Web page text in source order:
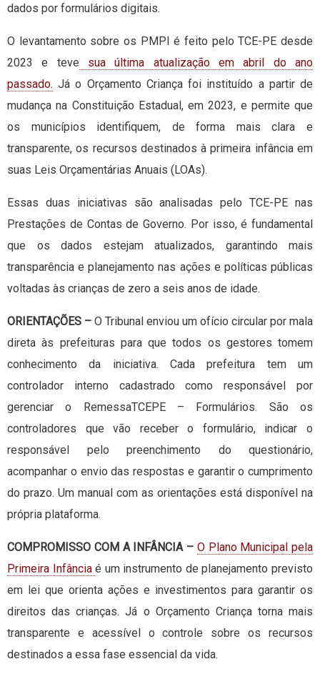
dados por formulários digitais.
O levantamento sobre os PMPI é feito pelo TCE-PE desde
2023 e teve sua última atualização em abril do ano
passado. Já o Orçamento Criança foi instituído a partir de
mudança na Constituição Estadual, em 2023, e permite que
os municípios identifiquem, de forma mais clara e
transparente, os recursos destinados à primeira infância em
suas Leis Orçamentárias Anuais (LOAs).
Essas duas iniciativas são analisadas pelo TCE-PE nas
Prestações de Contas de Governo. Por isso, é fundamental
que os dados estejam atualizados, garantindo mais
transparência e planejamento nas ações e políticas públicas
voltadas às crianças de zero a seis anos de idade.
ORIENTAÇÕES – O Tribunal enviou um ofício circular por mala
direta às prefeituras para que todos os gestores tomem
conhecimento da iniciativa. Cada prefeitura tem um
controlador interno cadastrado como responsável por
gerenciar o RemessaTCEPE – Formulários. São os
controladores que vão receber o formulário, indicar o
responsável pelo preenchimento do questionário,
acompanhar o envio das respostas e garantir o cumprimento
do prazo. Um manual com as orientações está disponível na
própria plataforma.
COMPROMISSO COM A INFÂNCIA – O Plano Municipal pela
Primeira Infânciaé um instrumento de planejamento previsto
em lei que orienta ações e investimentos para garantir os
direitos das crianças. Já o Orçamento Criança torna mais
transparente e acessível o controle sobre os recursos
destinados a essa fase essencial da vida.